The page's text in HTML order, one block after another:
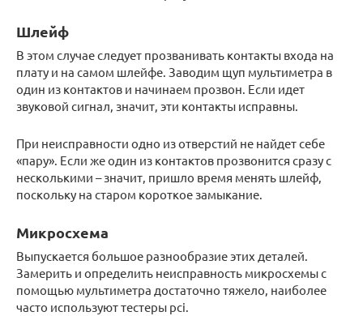
Шлейф
В этом случае следует прозванивать контакты входа на
плату и на самом шлейфе. Заводим щуп мультиметра в
один из контактов и начинаем прозвон. Если идет
звуковой сигнал, значит, эти контакты исправны.
При неисправности одно из отверстий не найдет себе
«пару». Если же один из контактов прозвонится сразу с
несколькими – значит, пришло время менять шлейф,
поскольку на старом короткое замыкание.
Микросхема
Выпускается большое разнообразие этих деталей.
Замерить и определить неисправность микросхемы с
помощью мультиметра достаточно тяжело, наиболее
часто используют тестеры pci.